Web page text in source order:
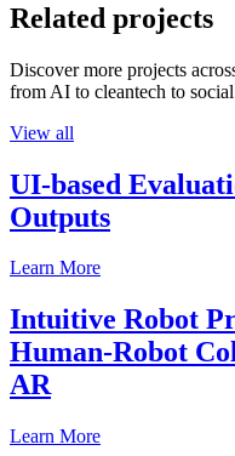
Related projects
Discover more projects
from AI to cleantech to
View all
UI-based
Outputs
Learn More
Intuitive Robot
Human-Robot
AR
Learn More